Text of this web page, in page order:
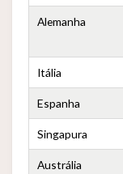
Alemanha
Itália
Espanha
Singapura
Austrália